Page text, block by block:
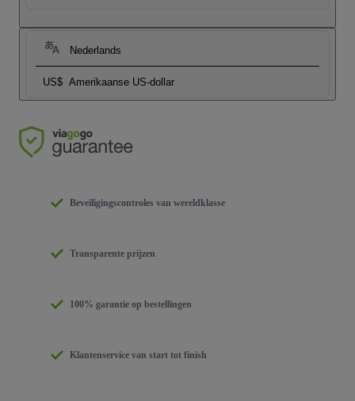
Nederlands
US$ Amerikaanse US-dollar
Beveiligingscontroles van wereldklasse
Transparente prijzen
100% garantie op bestellingen
Klantenservice van start tot finish